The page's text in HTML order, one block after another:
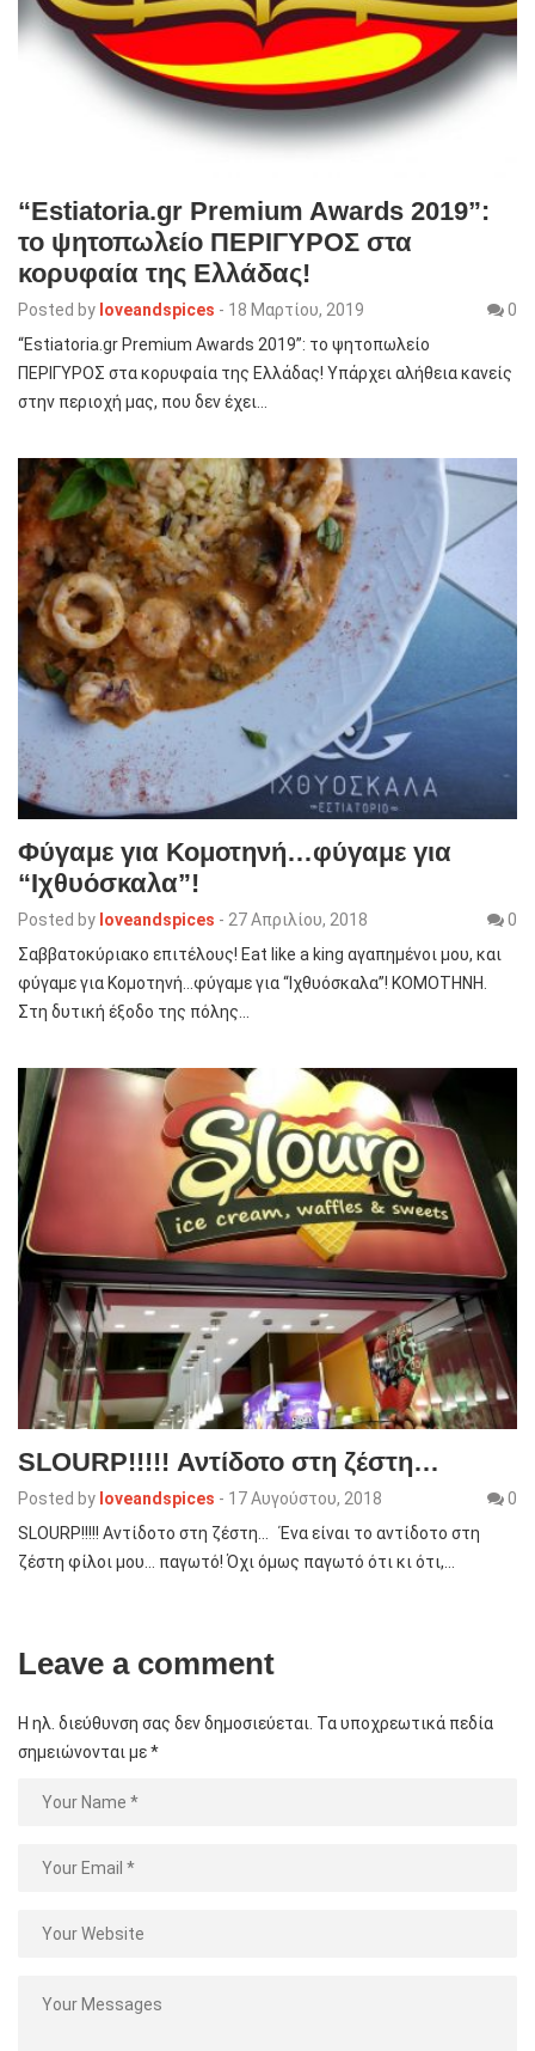
“Estiatoria.gr Premium Awards 2019”:
το ψητοπωλείο ΠΕΡΙΓΥΡΟΣ στα
κορυφαία της Ελλάδας!
Posted by loveandspices - 18 Μαρτίου, 2019
0
“Estiatoria.gr Premium Awards 2019”: το ψητοπωλείο
ΠΕΡΙΓΥΡΟΣ στα κορυφαία της Ελλάδας! Υπάρχει αλήθεια κανείς
στην περιοχή μας, που δεν έχει…
Φύγαμε για Κομοτηνή…φύγαμε για
“Ιχθυόσκαλα”!
Posted by loveandspices - 27 Απριλίου, 2018
0
Σαββατοκύριακο επιτέλους! Eat like a king αγαπημένοι μου, και
φύγαμε για Κομοτηνή…φύγαμε για “Ιχθυόσκαλα”! ΚΟΜΟΤΗΝΗ.
Στη δυτική έξοδο της πόλης…
SLOURP!!!!! Αντίδοτο στη ζέστη…
Posted by loveandspices - 17 Αυγούστου, 2018
0
SLOURP!!!!! Αντίδοτο στη ζέστη… Ένα είναι το αντίδοτο στη
ζέστη φίλοι μου… παγωτό! Όχι όμως παγωτό ότι κι ότι,…
Leave a comment
Η ηλ. διεύθυνση σας δεν δημοσιεύεται. Τα υποχρεωτικά πεδία
σημειώνονται με*